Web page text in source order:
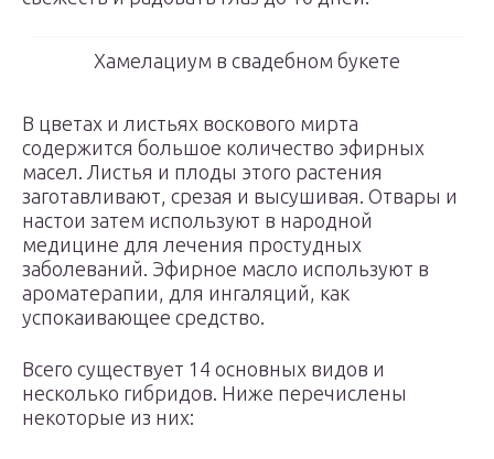
Хамелациум в свадебном букете
В цветах и листьях воскового мирта
содержится большое количество эфирных
масел. Листья и плоды этого растения
заготавливают, срезая и высушивая. Отвары и
настои затем используют в народной
медицине для лечения простудных
заболеваний. Эфирное масло используют в
ароматерапии, для ингаляций, как
успокаивающее средство.
Всего существует 14 основных видов и
несколько гибридов. Ниже перечислены
некоторые из них: